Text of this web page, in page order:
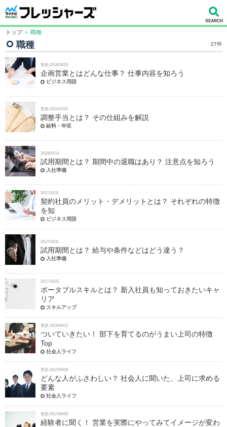
トップ ＞ 職種
職種 27件
更新:2018/06/29
企画営業とはどんな仕事？ 仕事内容を知ろう
ビジネス用語
更新:2021/07/20
調整手当とは？ その仕組みを解説
給料・年収
2018/02/14
試用期間とは？ 期間中の退職はあり？ 注意点を知ろう
入社準備
2017/10/31
契約社員のメリット・デメリットとは？ それぞれの特徴
を知
ビジネス用語
2017/10/31
試用期間とは？ 給与や条件などはどう違う？
入社準備
2017/10/23
ポータブルスキルとは？ 新入社員も知っておきたいキャ
リア
スキルアップ
更新:2019/06/13
ついていきたい！ 部下を育てるのがうまい上司の特徴
Top
社会人ライフ
更新:2017/06/09
どんな人がふさわしい？ 社会人に聞いた、上司に求める
要素
社会人ライフ
更新:2017/06/09
経験者に聞く！ 営業を実際にやってみてイメージが変わ